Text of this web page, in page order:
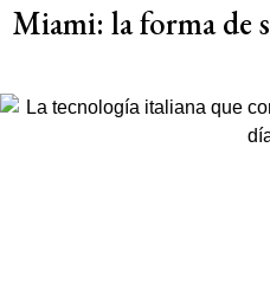
Miami: la forma de